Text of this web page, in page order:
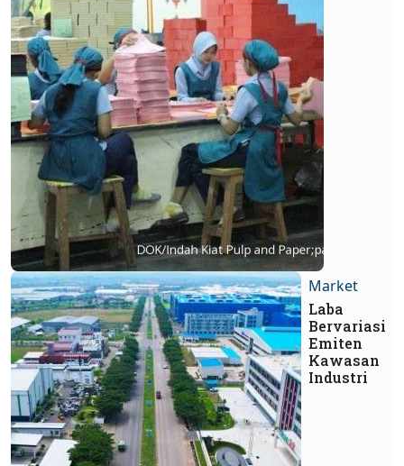
Market
Laba
Bervariasi
Emiten
Kawasan
Industri